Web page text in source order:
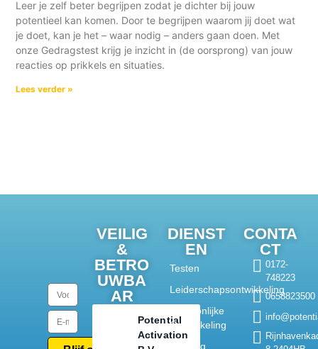
Leer je zelf beter begrijpen zodat je dichter bij jouw
potentieel kan komen. Door te begrijpen waarom jij doet wat
je doet, kan je het – waar nodig – anders gaan doen. Met
onze Gedragstest krijg je inzicht in (de oorsprong) van jouw
reacties op prikkels en situaties.
Lees verder »
VEILIG
&
BETRO
UWBA
AR
Potential
Activation
DIENST
EN
Testen
Leiderschapsontwikkeling
Persoonlijke
Ontwikkeling
Training
CONTA
CT
0172-
748223
0658823500